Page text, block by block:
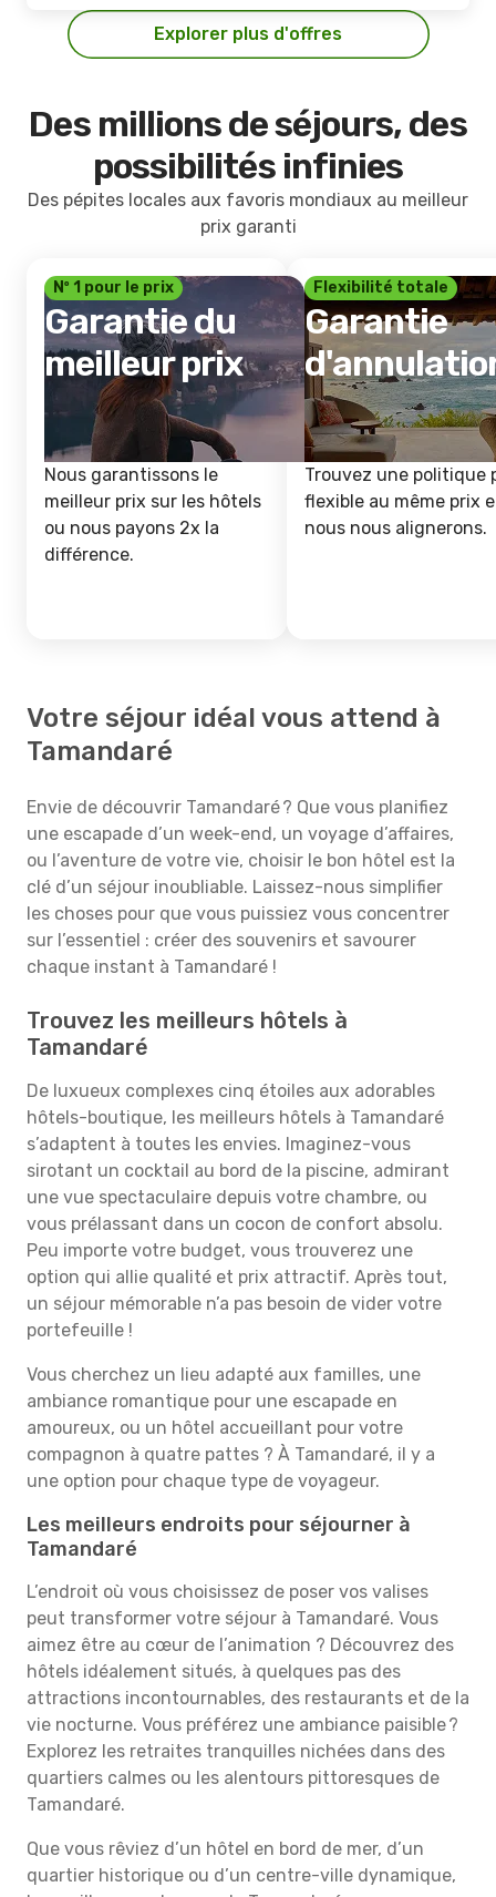
Explorer plus d'offres
Des millions de séjours, des
possibilités infinies
Des pépites locales aux favoris mondiaux au meilleur
prix garanti
Nº 1 pour le prix
Garantie du
meilleur prix
Nous garantissons le
meilleur prix sur les hôtels
ou nous payons 2x la
différence.
Flexibilité totale
Garantie
Trouvez une politique
flexible au même prix
nous nous alignerons.
Votre séjour idéal vous attend à
Tamandaré
Envie de découvrir Tamandaré ? Que vous planifiez
une escapade d’un week-end, un voyage d’affaires,
ou l’aventure de votre vie, choisir le bon hôtel est la
clé d’un séjour inoubliable. Laissez-nous simplifier
les choses pour que vous puissiez vous concentrer
sur l’essentiel : créer des souvenirs et savourer
chaque instant à Tamandaré !
Trouvez les meilleurs hôtels à
Tamandaré
De luxueux complexes cinq étoiles aux adorables
hôtels-boutique, les meilleurs hôtels à Tamandaré
s’adaptent à toutes les envies. Imaginez-vous
sirotant un cocktail au bord de la piscine, admirant
une vue spectaculaire depuis votre chambre, ou
vous prélassant dans un cocon de confort absolu.
Peu importe votre budget, vous trouverez une
option qui allie qualité et prix attractif. Après tout,
un séjour mémorable n’a pas besoin de vider votre
portefeuille !
Vous cherchez un lieu adapté aux familles, une
ambiance romantique pour une escapade en
amoureux, ou un hôtel accueillant pour votre
compagnon à quatre pattes ? À Tamandaré, il y a
une option pour chaque type de voyageur.
Les meilleurs endroits pour séjourner à
Tamandaré
L’endroit où vous choisissez de poser vos valises
peut transformer votre séjour à Tamandaré. Vous
aimez être au cœur de l’animation ? Découvrez des
hôtels idéalement situés, à quelques pas des
attractions incontournables, des restaurants et de la
vie nocturne. Vous préférez une ambiance paisible ?
Explorez les retraites tranquilles nichées dans des
quartiers calmes ou les alentours pittoresques de
Tamandaré.
Que vous rêviez d’un hôtel en bord de mer, d’un
quartier historique ou d’un centre-ville dynamique,